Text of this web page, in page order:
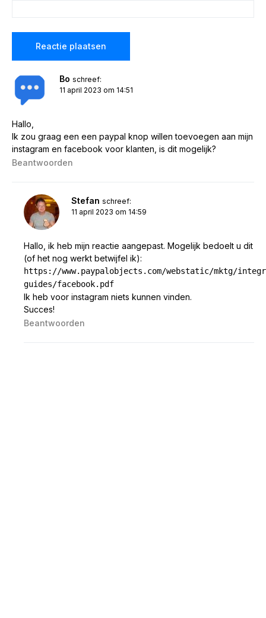
Bo schreef:
11 april 2023 om 14:51
Hallo,
Ik zou graag een een paypal knop willen toevoegen aan mijn
instagram en facebook voor klanten, is dit mogelijk?
Beantwoorden
Stefan schreef:
11 april 2023 om 14:59
Hallo, ik heb mijn reactie aangepast. Mogelijk bedoelt u dit
(of het nog werkt betwijfel ik):
https://www.paypalobjects.com/webstatic/mktg/
guides/facebook.pdf
Ik heb voor instagram niets kunnen vinden.
Succes!
Beantwoorden